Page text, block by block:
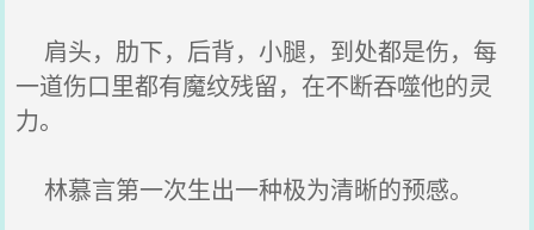
肩头，肋下，后背，小腿，到处都是伤，每
一道伤口里都有魔纹残留，在不断吞噬他的灵
力。
林慕言第一次生出一种极为清晰的预感。